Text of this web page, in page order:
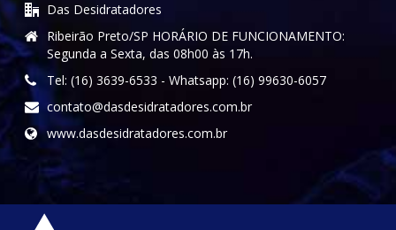
Das Desidratadores
Ribeirão Preto/SP HORÁRIO DE FUNCIONAMENTO:
Segunda a Sexta, das 08h00 às 17h.
Tel: (16) 3639-6533 - Whatsapp: (16) 99630-6057
contato@dasdesidratadores.com.br
www.dasdesidratadores.com.br